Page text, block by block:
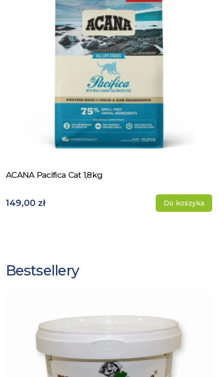
Zobacz produkt
ACANA Pacifica Cat 1,8kg
149,00 zł Do koszyka
Bestsellery